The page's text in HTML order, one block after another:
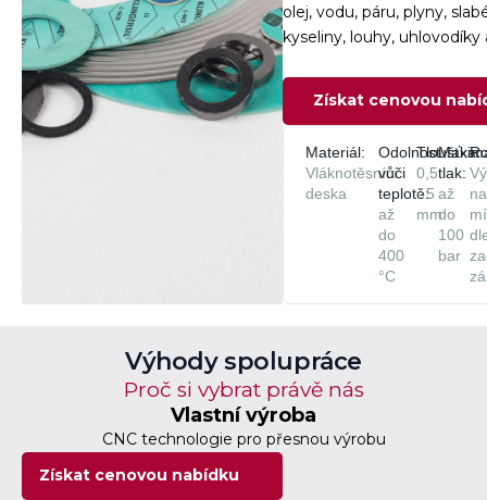
olej, vodu, páru, plyny,
kyseliny, louhy, uhlovodíky
Získat cenovou
Materiál:
Vláknotěsnící
deska
Odolnost
vůči
teplotě:
až
do
400
°C
Tloušťka:
0,5
- 5
mm
tlak:
až
do
100
bar
na
Výhody spolupráce
Proč si vybrat právě nás
Vlastní výroba
CNC technologie pro přesnou výrobu
Získat cenovou nabídku